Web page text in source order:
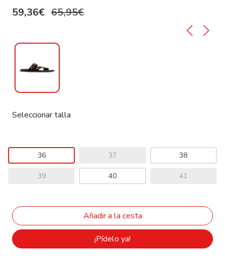
59,36€ 65,95€
Seleccionar talla
36 37 38
39 40 41
¡Pídelo ya!